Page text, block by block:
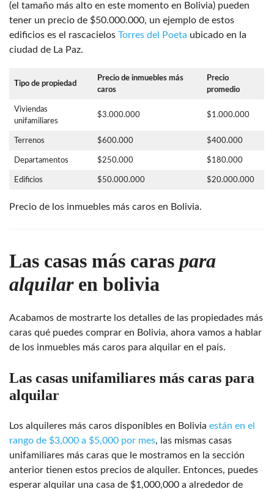
(el tamaño más alto en este momento en Bolivia) pueden
tener un precio de $50.000.000, un ejemplo de estos
edificios es el rascacielos Torres del Poeta ubicado en la
ciudad de La Paz.
Tipo de propiedad
Precio de inmuebles más
caros
Precio
promedio
Viviendas
unifamiliares
$3.000.000 $1.000.000
Terrenos $600.000 $400.000
Departamentos $250.000 $180.000
Edificios $50.000.000 $20.000.000
Precio de los inmuebles más caros en Bolivia.
Las casas más caras para
alquilaren bolivia
Acabamos de mostrarte los detalles de las propiedades más
caras qué puedes comprar en Bolivia, ahora vamos a hablar
de los inmuebles más caros para alquilar en el país.
Las casas unifamiliares más caras para
alquilar
Los alquileres más caros disponibles en Bolivia están en el
rango de $3,000 a $5,000 por mes, las mismas casas
unifamiliares más caras que le mostramos en la sección
anterior tienen estos precios de alquiler. Entonces, puedes
esperar alquilar una casa de $1,000,000 a alrededor de